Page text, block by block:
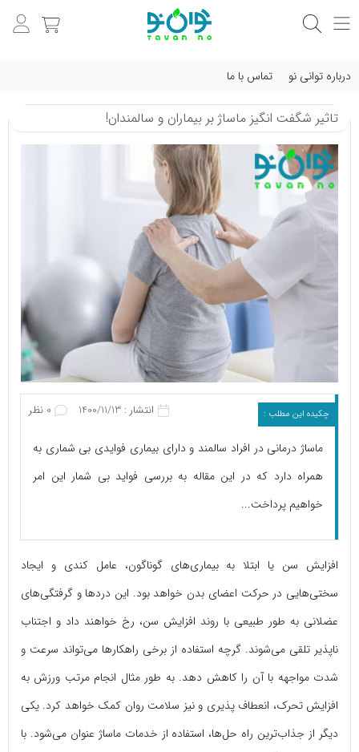
درباره توانی نو تماس با ما
تاثیر شگفت انگیز ماساژ بر بیماران و سالمندان!
چکیده این مطلب : انتشار : 1400/11/13
ماساژ درمانی در افراد سالمند و دارای بیماری فوایدی بی شماری به
همراه دارد که در این مقاله به بررسی فواید بی شمار این امر
خواهیم پرداخت...
افزایش سن یا ابتلا به بیماری‌های گوناگون، عامل کندی و ایجاد
سختی‌هایی در حرکت اعضای بدن خواهد بود. این دردها و گرفتگی‌های
عضلانی به طور طبیعی با روند افزایش سن، رخ خواهند داد و اجتناب
ناپذیر تلقی می‌شوند. گرچه استفاده از برخی راهکارها می‌تواند سرعت و
شدت مواجهه با آن را کاهش دهد. به طور مثال انجام مرتب ورزش به
افزایش تحرک، انعطاف پذیری و نیز سلامت روان کمک خواهد کرد. یکی
دیگر از جذاب‌ترین راه حل‌ها، استفاده از خدمات ماساژ عنوان می‌شود. با